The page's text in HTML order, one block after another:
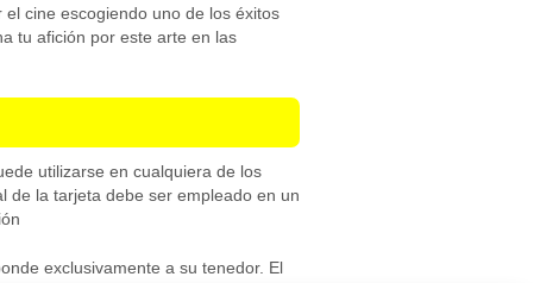
cine escogiendo uno de los éxitos
tu afición por este arte en las
utilizarse en cualquiera de los
de la tarjeta debe ser empleado en un
exclusivamente a su tenedor. El